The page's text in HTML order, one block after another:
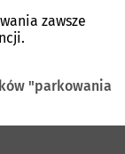
zawsze
"parkowania